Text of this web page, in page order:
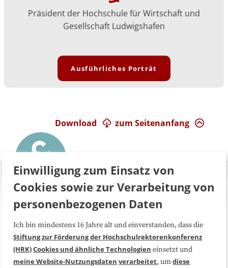
Präsident der Hochschule für Wirtschaft und
Gesellschaft Ludwigshafen
Ausführliches Porträt
zum Seitenanfang
Download
Über uns FAQ
Medienarbeit Kooperationen
Einwilligung zum Einsatz von
Cookies sowie zur Verarbeitung von
personenbezogenen Daten
Ich bin mindestens 16 Jahre alt und einverstanden, dass die
Stiftung zur Förderung der Hochschulrektorenkonferenz
(HRK)Cookies und ähnliche Technologien einsetzt und
meine Website-Nutzungsdaten verarbeitet, umdiese